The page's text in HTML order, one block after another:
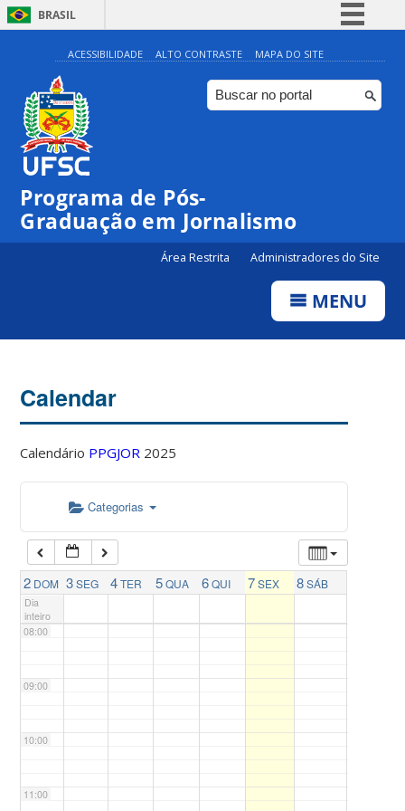
BRASIL
Simplifique!
Comunica BR
Participe
ACESSIBILIDADE ALTO CONTRASTE MAPA DO SITE
Programa de Pós-
Graduação em Jornalismo
Área Restrita Administradores do Site
MENU
Calendar
Calendário PPGJOR 2025
Categorias
2 DOM 3SEG 4TER 5QUA 6QUI 7SEX 8SÁB
Dia
inteiro
00:00
07:00
08:00
09:00
10:00
11:00